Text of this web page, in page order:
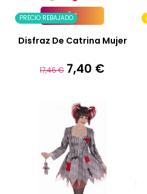
PRECIO REBAJADO
Añadir A La Cesta
Disfraz De Catrina Mujer
Precio
17,46 € Precio
7,40 €